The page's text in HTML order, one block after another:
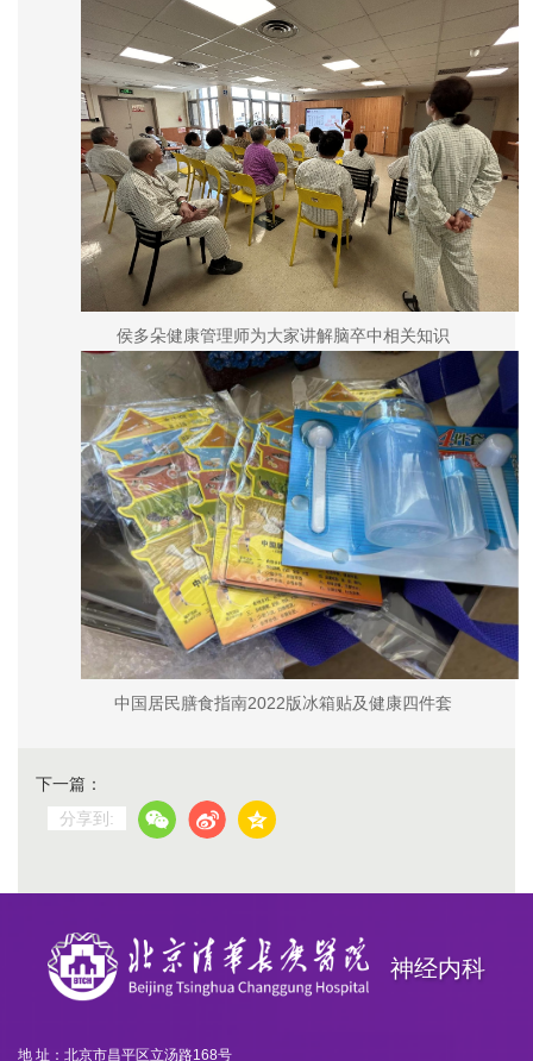
侯多朵健康管理师为大家讲解脑卒中相关知识
中国居民膳食指南2022版冰箱贴及健康四件套
下一篇：
分享到:
神经内科
地 址：北京市昌平区立汤路168号